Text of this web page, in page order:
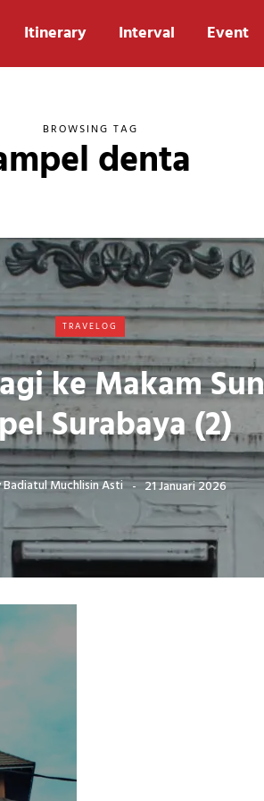
Itinerary Interval Event
BROWSING TAG
denta
TRAVELOG
ke Makam
Surabaya (2)
Badiatul Muchlisin Asti 21 Januari 2026